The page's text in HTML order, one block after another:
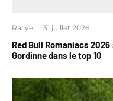
Rallye · 31 juillet 2026
Red Bull Romaniacs
Gordinne dans le top 10